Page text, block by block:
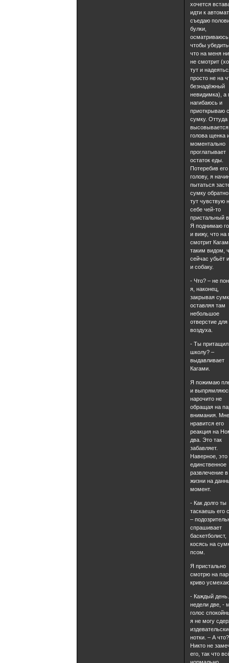
хочется
идти к
съедаю
булки,
чтобы
что на меня
не смотрит
тут и
просто не на
безнадёжный
невидимка), а
нагибаюсь и
приоткрываю
сумку. Оттуда
высовывается
голова щенка
моментально
проглатывает
остаток еды.
Потеребив его
голову, я
пытаться
сумку
тут чувствую
себе чей-то
пристальный
Я поднимаю
и вижу, что на
смотрит
таким видом,
сейчас убьёт
и собаку.
- Что? – не
я, наконец,
закрывая
оставляя там
небольшое
отверстие для
воздуха.
- Ты притащил
школу? –
выдавливает
Кагами.
Я пожимаю
и
нарочито не
обращая на
внимания.
нравится его
реакция на
два. Это так
забавляет.
Наверное, это
единственное
развлечение
жизни на
момент.
- Как долго ты
таскаешь его
–
спрашивает
баскетболист,
косясь на
псом.
Я пристально
смотрю на
криво
- Каждый
недели две, -
голос
я не могу
нотки. – А что?
Никто не
его, так что